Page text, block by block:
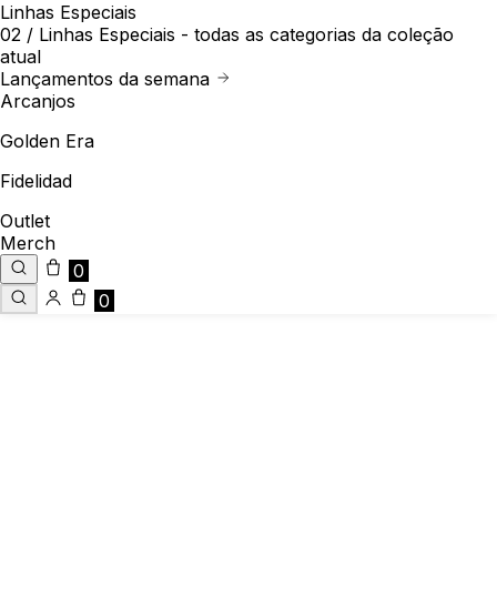
Linhas Especiais
02 / Linhas Especiais - todas as categorias da coleção
atual
Lançamentos da semana
Arcanjos
Golden Era
Fidelidad
Outlet
Merch
0
0